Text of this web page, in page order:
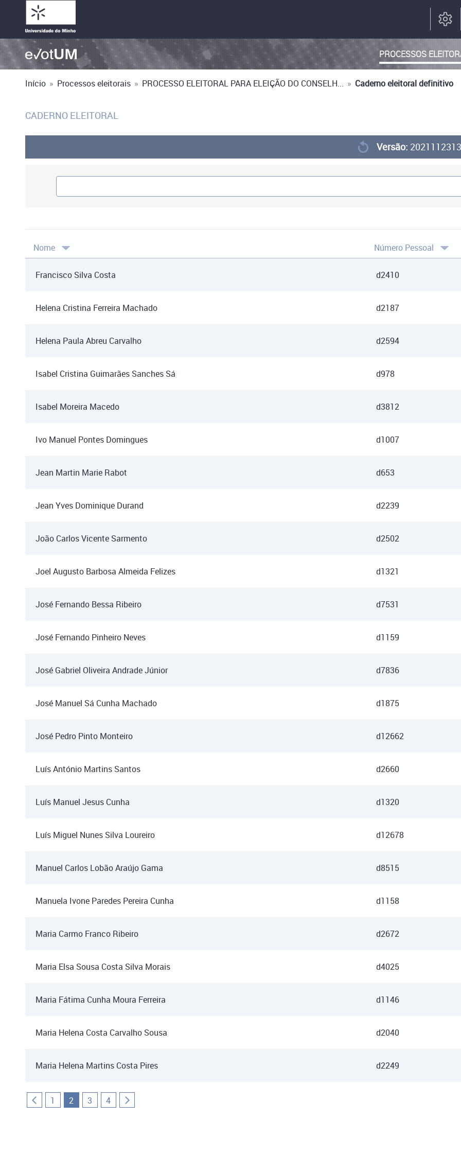
PROCESSOS
Início » Processos eleitorais » PROCESSO ELEITORAL PARA ELEIÇÃO DO CONSELH... » Caderno eleitoral definitivo
CADERNO ELEITORAL
Versão:
Nome Número Pessoal
Francisco Silva Costa d2410
Helena Cristina Ferreira Machado d2187
Helena Paula Abreu Carvalho d2594
Isabel Cristina Guimarães Sanches Sá d978
Isabel Moreira Macedo d3812
Ivo Manuel Pontes Domingues d1007
Jean Martin Marie Rabot d653
Jean Yves Dominique Durand d2239
João Carlos Vicente Sarmento d2502
Joel Augusto Barbosa Almeida Felizes d1321
José Fernando Bessa Ribeiro d7531
José Fernando Pinheiro Neves d1159
José Gabriel Oliveira Andrade Júnior d7836
José Manuel Sá Cunha Machado d1875
José Pedro Pinto Monteiro d12662
Luís António Martins Santos d2660
Luís Manuel Jesus Cunha d1320
Luís Miguel Nunes Silva Loureiro d12678
Manuel Carlos Lobão Araújo Gama d8515
Manuela Ivone Paredes Pereira Cunha d1158
Maria Carmo Franco Ribeiro d2672
Maria Elsa Sousa Costa Silva Morais d4025
Maria Fátima Cunha Moura Ferreira d1146
Maria Helena Costa Carvalho Sousa d2040
Maria Helena Martins Costa Pires d2249
1 2 3 4